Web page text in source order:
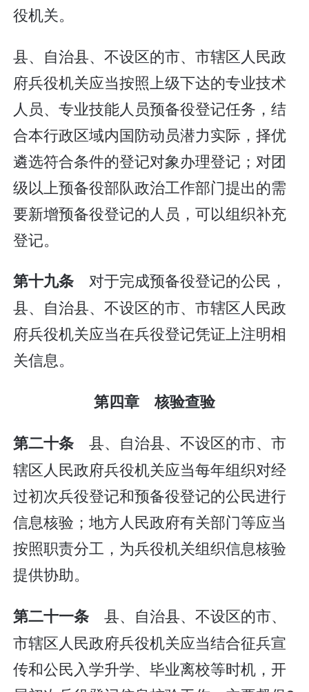
役机关。
县、自治县、不设区的市、市辖区人民政
府兵役机关应当按照上级下达的专业技术
人员、专业技能人员预备役登记任务，结
合本行政区域内国防动员潜力实际，择优
遴选符合条件的登记对象办理登记；对团
级以上预备役部队政治工作部门提出的需
要新增预备役登记的人员，可以组织补充
登记。
第十九条对于完成预备役登记的公民，
县、自治县、不设区的市、市辖区人民政
府兵役机关应当在兵役登记凭证上注明相
关信息。
第四章 核验查验
第二十条 县、自治县、不设区的市、市
辖区人民政府兵役机关应当每年组织对经
过初次兵役登记和预备役登记的公民进行
信息核验；地方人民政府有关部门等应当
按照职责分工，为兵役机关组织信息核验
提供协助。
第二十一条 县、自治县、不设区的市、
市辖区人民政府兵役机关应当结合征兵宣
传和公民入学升学、毕业离校等时机，开